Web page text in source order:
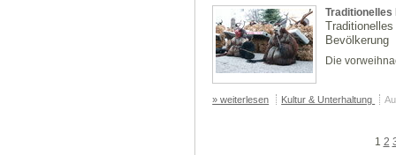
Bevölkerung
Die
» weiterlesen Kultur & Unterhaltung
1 2